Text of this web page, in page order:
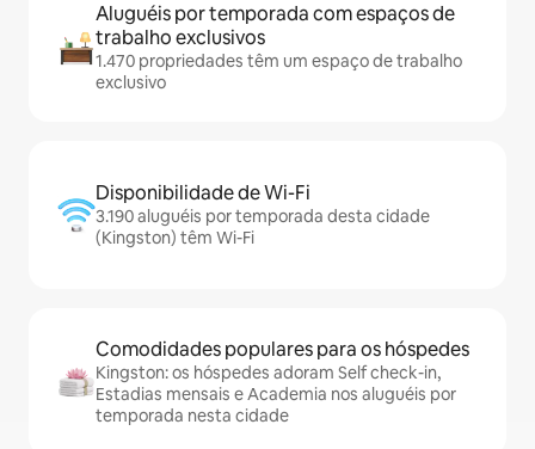
Aluguéis por temporada com espaços de
trabalho exclusivos
1.470 propriedades têm um espaço de trabalho
exclusivo
Disponibilidade de Wi-Fi
3.190 aluguéis por temporada desta cidade
(Kingston) têm Wi-Fi
Comodidades populares para os hóspedes
Kingston: os hóspedes adoram Self check-in,
Estadias mensais e Academia nos aluguéis por
temporada nesta cidade